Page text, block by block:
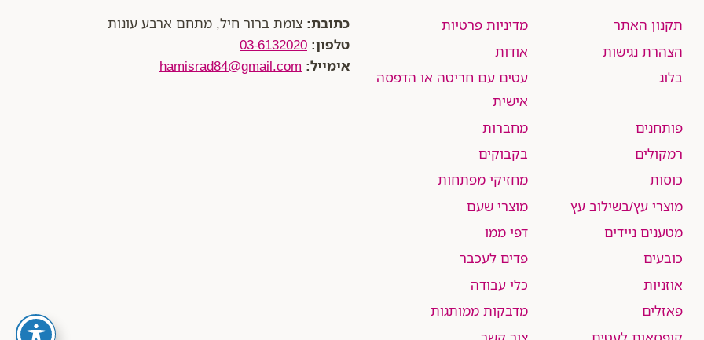
תקנון האתר
מדיניות פרטיות
הצהרת נגישות
אודות
בלוג
עטים עם חריטה או הדפסה
אישית
פותחנים
מחברות
רמקולים
בקבוקים
כוסות
מחזיקי מפתחות
מוצרי עץ/בשילוב עץ
מוצרי שעם
מטענים ניידים
דפי ממו
כובעים
פדים לעכבר
אוזניות
כלי עבודה
פאזלים
מדבקות ממותגות
כתובת: צומת ברור חיל, מתחם ארבע עונות
טלפון: 03-6132020
אימייל: hamisrad84@gmail.com